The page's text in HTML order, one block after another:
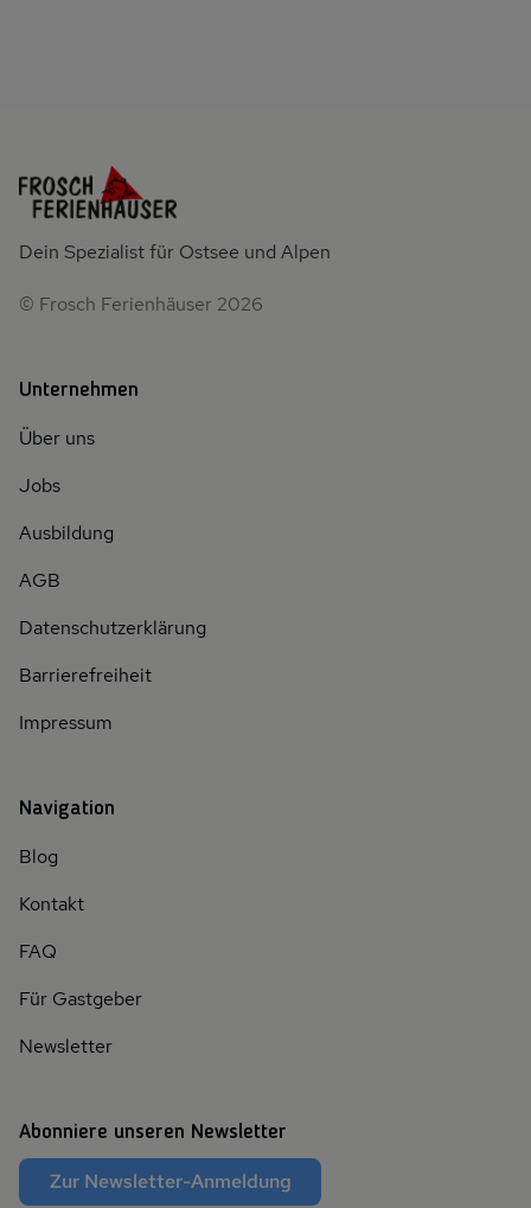
Dein Spezialist für Ostsee und Alpen
© Frosch Ferienhäuser 2026
Unternehmen
Über uns
Jobs
Ausbildung
AGB
Datenschutzerklärung
Barrierefreiheit
Impressum
Navigation
Blog
Kontakt
FAQ
Für Gastgeber
Newsletter
Abonniere unseren Newsletter
Zur Newsletter-Anmeldung